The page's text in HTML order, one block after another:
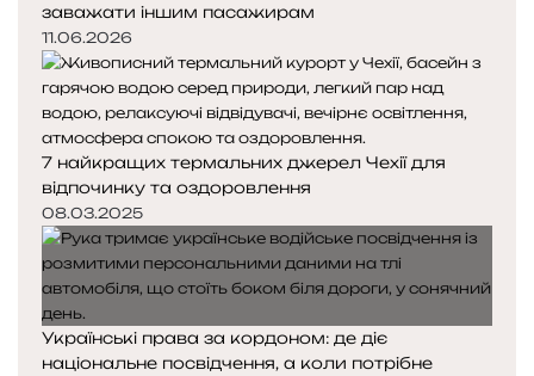
заважати іншим пасажирам
11.06.2026
7 найкращих термальних джерел Чехії для
відпочинку та оздоровлення
08.03.2025
Українські права за кордоном: де діє
національне посвідчення, а коли потрібне